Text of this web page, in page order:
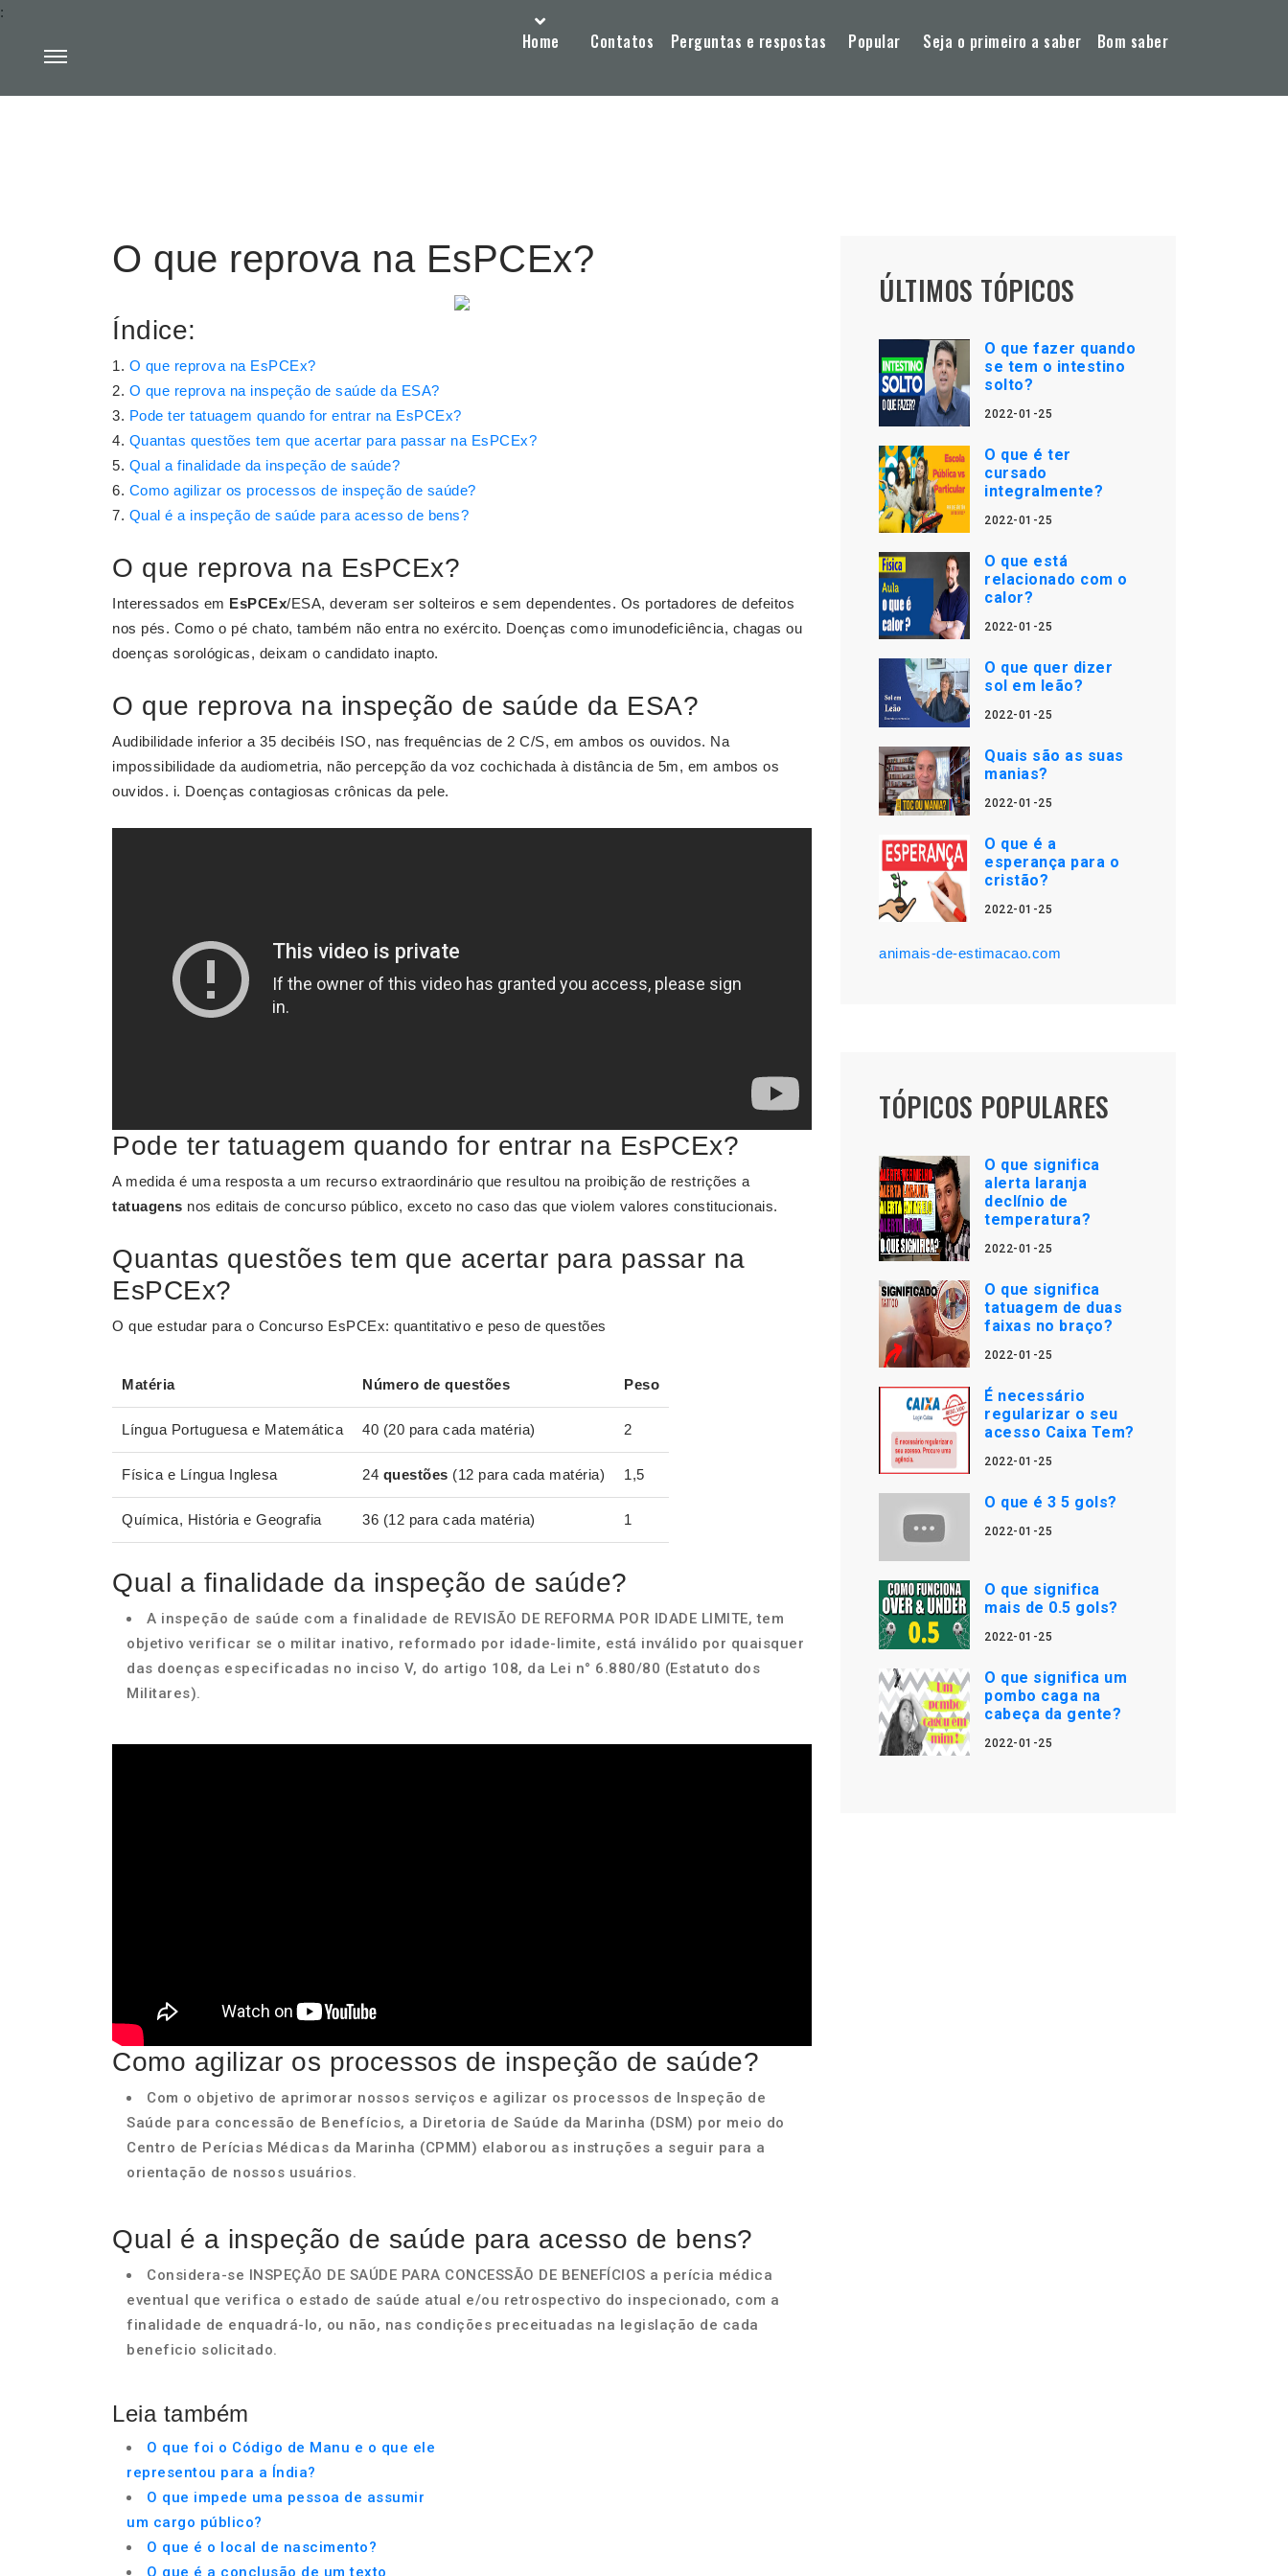
Home Contatos Perguntas e respostas Popular Seja o primeiro a saber Bom saber
:
O que reprova na EsPCEx?
Índice:
O que reprova na EsPCEx?
O que reprova na inspeção de saúde da ESA?
Pode ter tatuagem quando for entrar na EsPCEx?
Quantas questões tem que acertar para passar na EsPCEx?
Qual a finalidade da inspeção de saúde?
Como agilizar os processos de inspeção de saúde?
Qual é a inspeção de saúde para acesso de bens?
O que reprova na EsPCEx?
Interessados em EsPCEx/ESA, deveram ser solteiros e sem dependentes. Os portadores de defeitos
nos pés. Como o pé chato, também não entra no exército. Doenças como imunodeficiência, chagas ou
doenças sorológicas, deixam o candidato inapto.
O que reprova na inspeção de saúde da ESA?
Audibilidade inferior a 35 decibéis ISO, nas frequências de 2 C/S, em ambos os ouvidos. Na
impossibilidade da audiometria, não percepção da voz cochichada à distância de 5m, em ambos os
ouvidos. i. Doenças contagiosas crônicas da pele.
Pode ter tatuagem quando for entrar na EsPCEx?
A medida é uma resposta a um recurso extraordinário que resultou na proibição de restrições a
tatuagens nos editais de concurso público, exceto no caso das que violem valores constitucionais.
Quantas questões tem que acertar para passar na
EsPCEx?
O que estudar para o Concurso EsPCEx: quantitativo e peso de questões
Matéria Número de questões Peso
Língua Portuguesa e Matemática 40 (20 para cada matéria) 2
Física e Língua Inglesa 24 questões (12 para cada matéria) 1,5
Química, História e Geografia 36 (12 para cada matéria) 1
Qual a finalidade da inspeção de saúde?
A inspeção de saúde com a finalidade de REVISÃO DE REFORMA POR IDADE LIMITE, tem
objetivo verificar se o militar inativo, reformado por idade-limite, está inválido por quaisquer
das doenças especificadas no inciso V, do artigo 108, da Lei n° 6.880/80 (Estatuto dos
Militares).
Como agilizar os processos de inspeção de saúde?
Com o objetivo de aprimorar nossos serviços e agilizar os processos de Inspeção de
Saúde para concessão de Benefícios, a Diretoria de Saúde da Marinha (DSM) por meio do
Centro de Perícias Médicas da Marinha (CPMM) elaborou as instruções a seguir para a
orientação de nossos usuários.
Qual é a inspeção de saúde para acesso de bens?
Considera-se INSPEÇÃO DE SAÚDE PARA CONCESSÃO DE BENEFÍCIOS a perícia médica
eventual que verifica o estado de saúde atual e/ou retrospectivo do inspecionado, com a
finalidade de enquadrá-lo, ou não, nas condições preceituadas na legislação de cada
beneficio solicitado.
Leia também
O que foi o Código de Manu e o que ele
representou para a Índia?
O que impede uma pessoa de assumir
um cargo público?
O que é o local de nascimento?
O que é a conclusão de um texto
ÚLTIMOS TÓPICOS
O que fazer quando
se tem o intestino
solto?
2022-01-25
O que é ter
cursado
integralmente?
2022-01-25
O que está
relacionado com o
calor?
2022-01-25
O que quer dizer
sol em leão?
2022-01-25
Quais são as suas
manias?
2022-01-25
O que é a
esperança para o
cristão?
2022-01-25
animais-de-estimacao.com
TÓPICOS POPULARES
O que significa
alerta laranja
declínio de
temperatura?
2022-01-25
O que significa
tatuagem de duas
faixas no braço?
2022-01-25
É necessário
regularizar o seu
acesso Caixa Tem?
2022-01-25
O que é 3 5 gols?
2022-01-25
O que significa
mais de 0.5 gols?
2022-01-25
O que significa um
pombo caga na
cabeça da gente?
2022-01-25